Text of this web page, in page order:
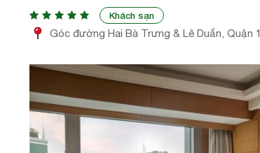
Khách sạn
Góc đường Hai Bà Trưng & Lê Duẩn, Quận